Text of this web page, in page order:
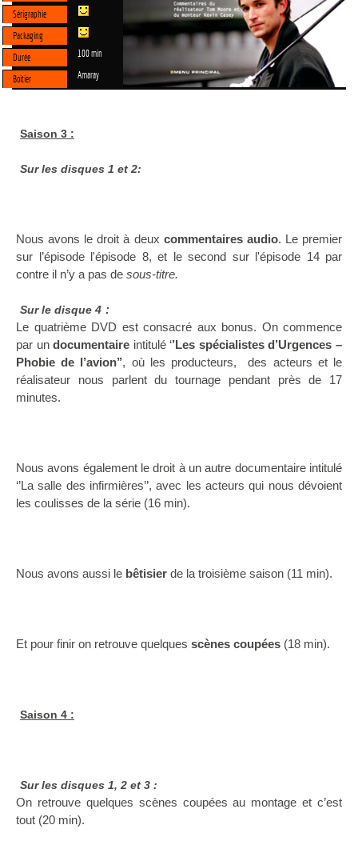
Sérigraphie
Packaging
Durée
100 min
Boitier Amaray
Saison 3 :
Sur les disques 1 et 2:
Nous avons le droit à deux commentaires audio. Le premier
sur l’épisode l'épisode 8, et le second sur l'épisode 14 par
contre il n’y a pas de sous-titre.
Sur le disque 4 :
Le quatrième DVD est consacré aux bonus. On commence
par undocumentaire intitulé ‘’Les spécialistes d’Urgences –
Phobie de l’avion’’, où les producteurs, des acteurs et le
réalisateur nous parlent du tournage pendant près de 17
minutes.
Nous avons également le droit à un autre documentaire intitulé
‘’La salle des infirmières’’, avec les acteurs qui nous dévoient
les coulisses de la série (16 min).
Nous avons aussi le bêtisier de la troisième saison (11 min).
Et pour finir on retrouve quelques scènes coupées (18 min).
Saison 4 :
Sur les disques 1, 2 et 3 :
On retrouve quelques scènes coupées au montage et c’est
tout (20 min).